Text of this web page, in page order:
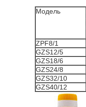
Модель
ZPF8/1
GZS12/5
GZS18/6
GZS24/8
GZS32/10
GZS40/12